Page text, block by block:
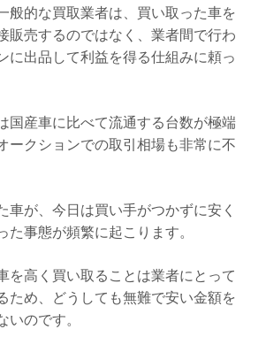
般的な買取業者は、買い取った車を
販売するのではなく、業者間で行わ
に出品して利益を得る仕組みに頼っ
国産車に比べて流通する台数が極端
ークションでの取引相場も非常に不
車が、今日は買い手がつかずに安く
た事態が頻繁に起こります。
を高く買い取ることは業者にとって
ため、どうしても無難で安い金額を
のです。